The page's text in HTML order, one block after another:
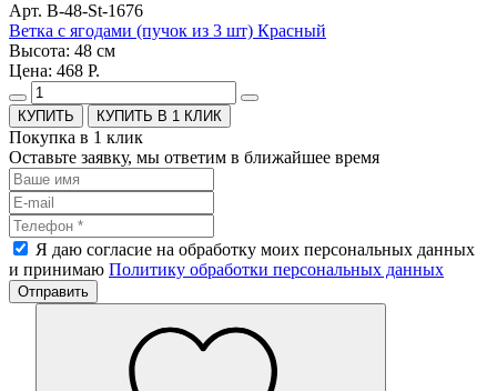
Арт. B-48-St-1676
Ветка с ягодами (пучок из 3 шт) Красный
Высота: 48 см
Цена: 468 Р.
КУПИТЬ В 1 КЛИК
Покупка в 1 клик
Оставьте заявку, мы ответим в ближайшее время
Я даю согласие на обработку моих персональных данных
и принимаю Политику обработки персональных данных
Отправить